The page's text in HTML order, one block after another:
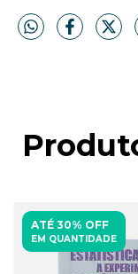
ATÉ 30% OFF
EM QUANTIDADE